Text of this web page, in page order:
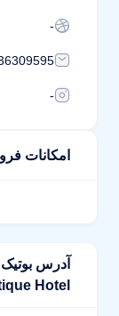
-
-
امکانات
Hotel